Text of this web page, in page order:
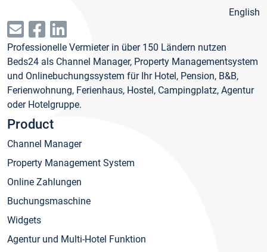
English
Professionelle Vermieter in über 150 Ländern nutzen
Beds24 als Channel Manager, Property Managementsystem
und Onlinebuchungssystem für Ihr Hotel, Pension, B&B,
Ferienwohnung, Ferienhaus, Hostel, Campingplatz, Agentur
oder Hotelgruppe.
Product
Channel Manager
Property Management System
Online Zahlungen
Buchungsmaschine
Widgets
Agentur und Multi-Hotel Funktion